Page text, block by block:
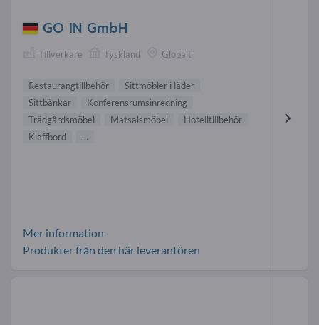
GO IN GmbH
Tillverkare Tyskland Globalt
Restaurangtillbehör
Sittmöbler i läder
Sittbänkar
Konferensrumsinredning
Trädgårdsmöbel
Matsalsmöbel
Hotelltillbehör
Klaffbord
...
Mer information-
Produkter från den här leverantören